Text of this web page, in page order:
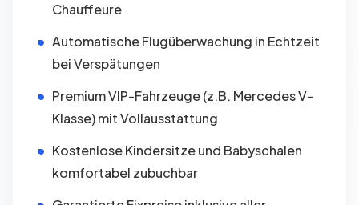
Chauffeure
Automatische Flugüberwachung in Echtzeit
bei Verspätungen
Premium VIP-Fahrzeuge (z.B. Mercedes V-
Klasse) mit Vollausstattung
Kostenlose Kindersitze und Babyschalen
komfortabel zubuchbar